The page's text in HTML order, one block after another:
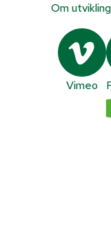
Om
Vimeo